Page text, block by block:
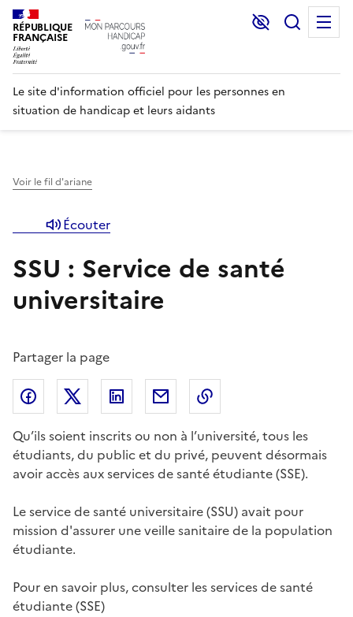
RÉPUBLIQUE
FRANÇAISE
Lecture et
Le site d'information officiel pour les personnes en
situation de handicap et leurs aidants
Voir le fil d'ariane
Écouter
SSU : Service de santé
universitaire
Partager la page
Partager l'article surFacebook
Partager l'article sur X (anciennement
Partager l'article sur
Partager l'article par courriel
Qu’ils soient inscrits ou non à l’université, tous les
étudiants, du public et du privé, peuvent désormais
avoir accès aux services de santé étudiante (SSE).
Le service de santé universitaire (SSU) avait pour
mission d'assurer une veille sanitaire de la population
étudiante.
Pour en savoir plus, consulter les services de santé
étudiante (SSE)